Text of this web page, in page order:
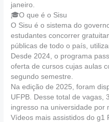
janeiro.
🎓O que é o Sisu
O Sisu é o sistema do
estudantes concorrer
públicas de todo o país,
Desde 2024, o programa
oferta de cursos cujas aulas
segundo semestre.
Na edição de 2025, foram
UFPB. Desse total de vagas,
ingresso na universidade por
Vídeos mais assistidos do g1